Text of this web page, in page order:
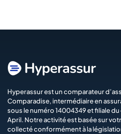
Hyperassur est un comparateur
Comparadise, intermédiaire en
sous le numéro 14004349 et filiale
April. Notre activité est basée sur
collecté conformément à la